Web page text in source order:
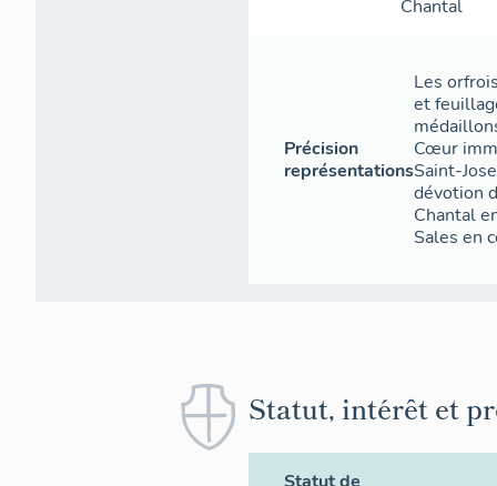
Chantal
Précision
représentations
Les
et
Cœur
Saint-
dévotion
Chantal
Sales en
Statut, intérêt et